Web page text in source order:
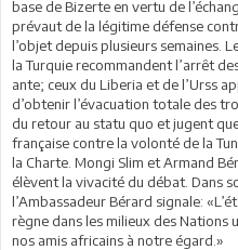
base de Bizerte en vertu de
prévaut de la légitime défense
l’objet depuis plusieurs semaines.
la Turquie recommandent l’arrêt
ante; ceux du Liberia et de l’Urss
d’obtenir l’évacuation totale des
du retour au statu quo et jugent
française contre la volonté de la
la Charte. Mongi Slim et Armand
élèvent la vivacité du débat. Dans
l’Ambassadeur Bérard signale:
règne dans les milieux des Nations
nos amis africains à notre égard.»